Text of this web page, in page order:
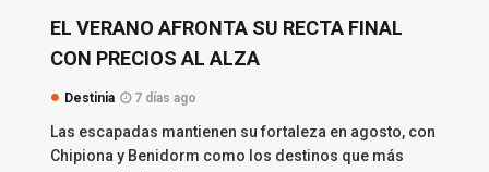
EL VERANO AFRONTA SU RECTA FINAL
CON PRECIOS AL ALZA
Destinia 7 días ago
Las escapadas mantienen su fortaleza en agosto, con
Chipiona y Benidorm como los destinos que más